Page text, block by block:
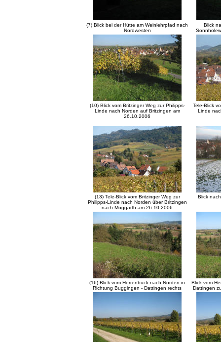
(7) Blick bei der Hütte am Weinlehrpfad nach
Nordwesten
Blick
(10) Blick vom Britzinger Weg zur Philipps-
Linde nach Norden auf Britzingen am
26.10.2006
Tele-Blick
Linde
(13) Tele-Blick vom Britzinger Weg zur
Philipps-Linde nach Norden über Britzingen
nach Muggarth am 26.10.2006
Blick
(16) Blick vom Herrenbuck nach Norden in
Richtung Buggingen - Dattingen rechts
Blick vom
Dattingen